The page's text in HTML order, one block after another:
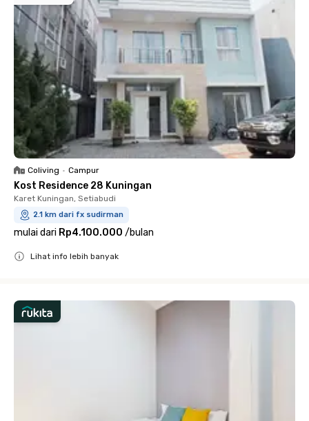
Coliving • Campur
Kost Residence 28 Kuningan
Karet Kuningan, Setiabudi
2.1 km dari fx sudirman
mulai dari Rp4.100.000 /bulan
Lihat info lebih banyak